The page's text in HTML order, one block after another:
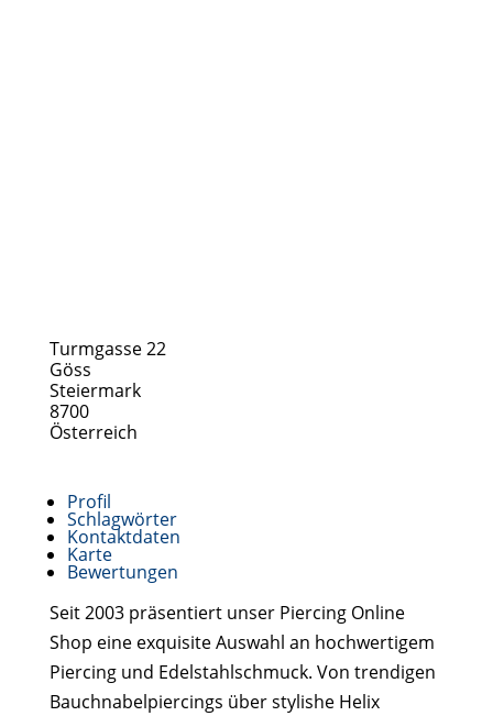
Turmgasse 22
Göss
Steiermark
8700
Österreich
Profil
Schlagwörter
Kontaktdaten
Karte
Bewertungen
Seit 2003 präsentiert unser Piercing Online
Shop eine exquisite Auswahl an hochwertigem
Piercing und Edelstahlschmuck. Von trendigen
Bauchnabelpiercings über stylishe Helix